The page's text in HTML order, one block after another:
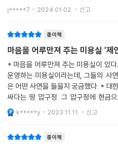
지자 양반들은 자신의 목을 치라며 항
이 있었다. 이렇듯
j*****7 2024.01.02. 신고
종이책
마음을 어루만져 주는 미용실 '제
* 마음을 어루만져 주는 미용실이 있다
운영하는 미용실이라는데, 그들의 사
은 어떤 사연을 들을지 궁금했다. * 대한민국에서 가장 비
싸다는 땅 압구정. 그 압구정에 현금
사서 미용실을 차린 제인. 곧 다른 가
정도로 압구정을 씹어 먹는 미용실이 되었다. * 언
k*****y 2023.11.11. 신고
종이책